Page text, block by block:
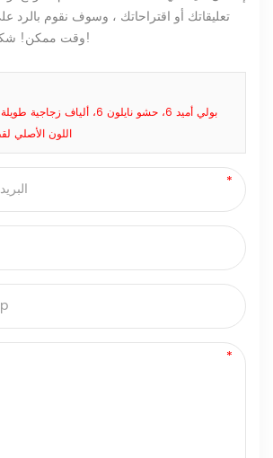
تعليقاتك أو اقتراحاتك ، وسوف نقوم
وقت ممكن! شكرا لك على اهتمامك!
اللون الأصلي